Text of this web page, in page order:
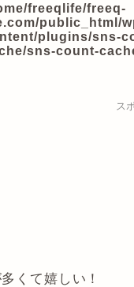
freeqlife/freeq-
public_html/
plugins/sns-
sns-count-
ス
くて嬉しい！